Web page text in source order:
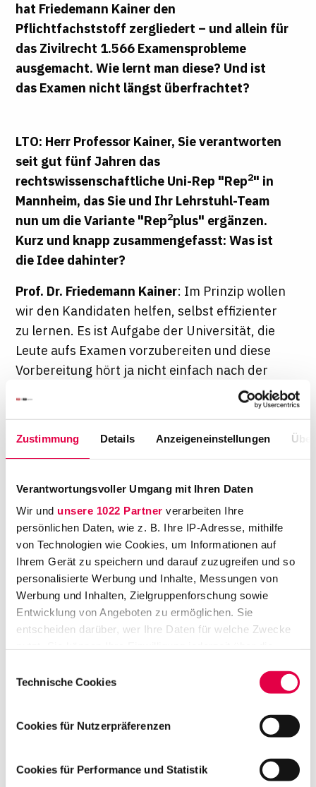
Zustimmung Details Anzeigeneinstellungen
Verantwortungsvoller Umgang mit Ihren Daten
Wir und unsere 1022 Partner verarbeiten Ihre
persönlichen Daten, wie z. B. Ihre IP-Adresse, mithilfe
von Technologien wie Cookies, um Informationen auf
Ihrem Gerät zu speichern und darauf zuzugreifen und so
personalisierte Werbung und Inhalte, Messungen von
Werbung und Inhalten, Zielgruppenforschung sowie
Entwicklung von Angeboten zu ermöglichen. Sie
entscheiden darüber, wer Ihre Daten für welche Zwecke
Trigger Symbol ändern oder widerrufen
Informationen über Ihre geografische Lage
können
Technische Cookies
Cookies für Nutzerpräferenzen
Cookies für Performance und Statistik
hat Friedemann Kainer den
Pflichtfachststoff zergliedert – und allein für
das Zivilrecht 1.566 Examensprobleme
ausgemacht. Wie lernt man diese? Und ist
das Examen nicht längst überfrachtet?
LTO: Herr Professor Kainer, Sie verantworten
seit gut fünf Jahren das
rechtswissenschaftliche Uni-Rep "Rep2" in
Mannheim, das Sie und Ihr Lehrstuhl-Team
nun um die Variante "Rep2plus" ergänzen.
Kurz und knapp zusammengefasst: Was ist
die Idee dahinter?
Prof. Dr. Friedemann Kainer: Im Prinzip wollen
wir den Kandidaten helfen, selbst effizienter
zu lernen. Es ist Aufgabe der Universität, die
Leute aufs Examen vorzubereiten und diese
Vorbereitung hört ja nicht einfach nach der
Zur Ergänzung der bisherigen Rep2-
Veranstaltungen setzen wir mit diesem
Extraprogramm deshalb auf Lerngruppen. In
eines von uns entwickelten 40-wöchigen
Lernprogramms gemeinsam und
häppchenweise das Wissen im Zivilrecht an.
Hierfür arbeitet die Lerngruppe jede Woche
mindestens zwei Examensfälle durch und
vertieft das Wissen anhand von Literatur, die
wir zur Verfügung stellen.
In der Gemeinschaft lernen hat einen echten
durchdringen will. On top gibt es eine gehörige
Gruppenmitglieder gegenseitig spenden.
können auch mitmachen. Aber den vollen